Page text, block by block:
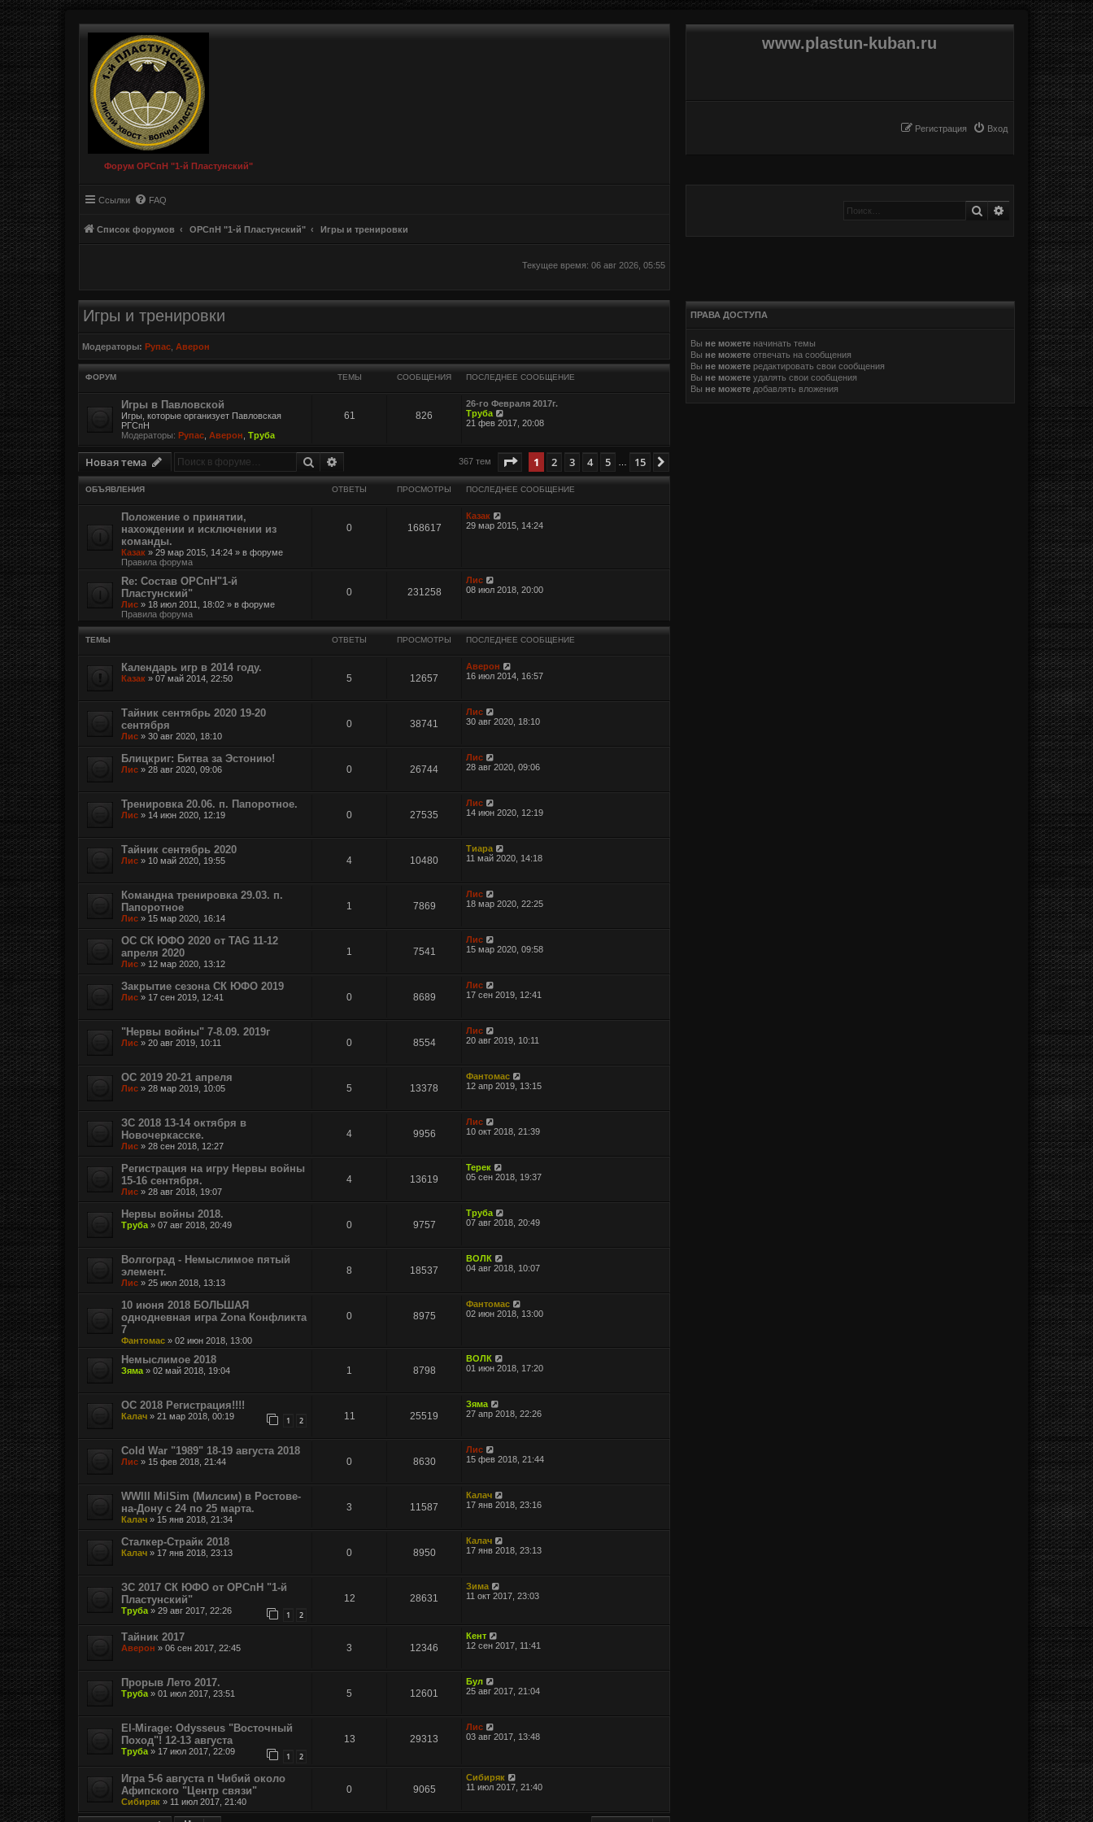
Форум ОРСпН "1-й Пластунский"
www.plastun-kuban.ru
Вход
Регистрация
Ссылки FAQ
Список форумов ОРСпН "1-й Пластунский" Игры и тренировки
Поиск Расширенный
Текущее время: 06 авг 2026, 05:55
Игры и тренировки
Модераторы: Рупас ,Аверон
ФОРУМ ТЕМЫ СООБЩЕНИЯ ПОСЛЕДНЕЕ СООБЩЕНИЕ
Игры в Павловской
Игры, которые организует Павловская
РГСпН
Модераторы: Рупас Аверон Труба
61 826
26-го Февраля 2017г.
Труба
е
й
т
к
п
е
м
с
щ
е
и
ю
21 фев 2017, 20:08
Новая тема Поиск 367 тем Страница1 из 15
1 2 3 4 5 15
ОБЪЯВЛЕНИЯ ОТВЕТЫ ПРОСМОТРЫ ПОСЛЕДНЕЕ СООБЩЕНИЕ
Положение о принятии,
нахождении и исключении из
команды.
Казак » 29 мар 2015, 14:24 » в форуме
Правила форума
0 168617
Казак
29 мар 2015, 14:24
Re: Состав ОРСпН"1-й
Пластунский"
Лис » 18 июл 2011, 18:02 » в форуме
Правила форума
0 231258
Лис
08 июл 2018, 20:00
ТЕМЫ ОТВЕТЫ ПРОСМОТРЫ ПОСЛЕДНЕЕ СООБЩЕНИЕ
Календарь игр в 2014 году.
Казак » 07 май 2014, 22:50 5 12657
Аверон
16 июл 2014, 16:57
Тайник сентябрь 2020 19-20
сентября
Лис » 30 авг 2020, 18:10
0 38741
Лис
30 авг 2020, 18:10
Блицкриг: Битва за Эстонию!
Лис » 28 авг 2020, 09:06 0 26744
Лис
28 авг 2020, 09:06
Тренировка 20.06. п. Папоротное.
Лис » 14 июн 2020, 12:19 0 27535
Лис
14 июн 2020, 12:19
Тайник сентябрь 2020
Лис » 10 май 2020, 19:55 4 10480
Тиара
11 май 2020, 14:18
Командна тренировка 29.03. п.
Папоротное
Лис » 15 мар 2020, 16:14
1 7869
Лис
18 мар 2020, 22:25
ОС СК ЮФО 2020 от TAG 11-12
апреля 2020
Лис » 12 мар 2020, 13:12
1 7541
Лис
15 мар 2020, 09:58
Закрытие сезона СК ЮФО 2019
Лис » 17 сен 2019, 12:41 0 8689
Лис
17 сен 2019, 12:41
"Нервы войны" 7-8.09. 2019г
Лис » 20 авг 2019, 10:11 0 8554
Лис
20 авг 2019, 10:11
ОС 2019 20-21 апреля
Лис » 28 мар 2019, 10:05 5 13378
Фантомас
12 апр 2019, 13:15
ЗС 2018 13-14 октября в
Новочеркасске.
Лис » 28 сен 2018, 12:27
4 9956
Лис
10 окт 2018, 21:39
Регистрация на игру Нервы войны
15-16 сентября.
Лис » 28 авг 2018, 19:07
4 13619
Терек
05 сен 2018, 19:37
Нервы войны 2018.
Труба » 07 авг 2018, 20:49 0 9757
Труба
07 авг 2018, 20:49
Волгоград - Немыслимое пятый
элемент.
Лис » 25 июл 2018, 13:13
8 18537
ВОЛК
04 авг 2018, 10:07
10 июня 2018 БОЛЬШАЯ
однодневная игра Zona Конфликта
7
Фантомас » 02 июн 2018, 13:00
0 8975
Фантомас
02 июн 2018, 13:00
Немыслимое 2018
Зяма » 02 май 2018, 19:04 1 8798
ВОЛК
01 июн 2018, 17:20
ОС 2018 Регистрация!!!!
Калач » 21 мар 2018, 00:19 1 2 11 25519
Зяма
27 апр 2018, 22:26
Cold War "1989" 18-19 августа 2018
Лис » 15 фев 2018, 21:44 0 8630
Лис
15 фев 2018, 21:44
WWIII MilSim (Милсим) в Ростове-
на-Дону с 24 по 25 марта.
Калач » 15 янв 2018, 21:34
3 11587
Калач
17 янв 2018, 23:16
Сталкер-Страйк 2018
Калач » 17 янв 2018, 23:13 0 8950
Калач
17 янв 2018, 23:13
ЗС 2017 СК ЮФО от ОРСпН "1-й
Пластунский"
Труба » 29 авг 2017, 22:26 1 2
12 28631
Зима
11 окт 2017, 23:03
Тайник 2017
Аверон » 06 сен 2017, 22:45 3 12346
Кент
12 сен 2017, 11:41
Прорыв Лето 2017.
Труба » 01 июл 2017, 23:51 5 12601
Бул
25 авг 2017, 21:04
El-Mirage: Odysseus "Восточный
Поход"! 12-13 августа
Труба » 17 июл 2017, 22:09 1 2
13 29313
Лис
03 авг 2017, 13:48
Игра 5-6 августа п Чибий около
Афипского "Центр связи"
Сибиряк » 11 июл 2017, 21:40
0 9065
Сибиряк
11 июл 2017, 21:40
ПРАВА ДОСТУПА
Вы не можетеначинать темы
Вы не можетеотвечать на сообщения
Вы не можетередактировать свои сообщения
Вы не можетеудалять свои сообщения
Вы не можетедобавлять вложения